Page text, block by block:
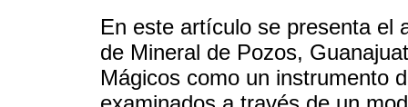
En este artículo se presenta el
de Mineral de Pozos,
Mágicos como un instrumento